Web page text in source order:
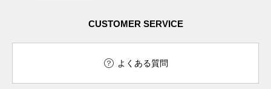
CUSTOMER SERVICE
よくある質問